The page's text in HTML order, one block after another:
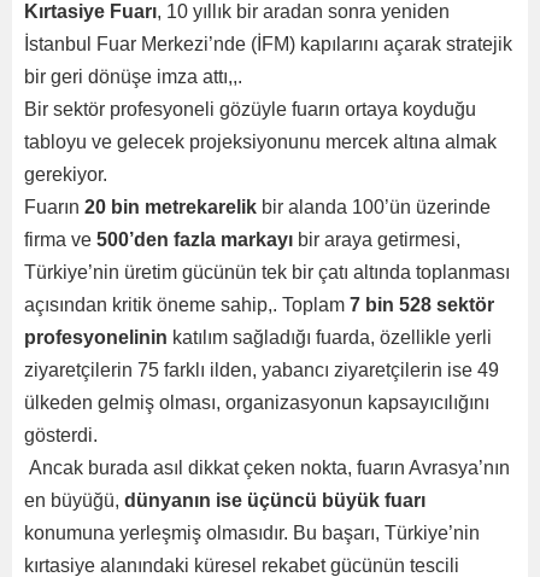
Kırtasiye Fuarı, 10 yıllık bir aradan sonra yeniden
İstanbul Fuar Merkezi’nde (İFM) kapılarını açarak stratejik
bir geri dönüşe imza attı,,.
Bir sektör profesyoneli gözüyle fuarın ortaya koyduğu
tabloyu ve gelecek projeksiyonunu mercek altına almak
gerekiyor.
Fuarın 20 bin metrekarelik bir alanda 100’ün üzerinde
firma ve 500’den fazla markayı bir araya getirmesi,
Türkiye’nin üretim gücünün tek bir çatı altında toplanması
açısından kritik öneme sahip,. Toplam 7 bin 528 sektör
profesyonelinin katılım sağladığı fuarda, özellikle yerli
ziyaretçilerin 75 farklı ilden, yabancı ziyaretçilerin ise 49
ülkeden gelmiş olması, organizasyonun kapsayıcılığını
gösterdi.
Ancak burada asıl dikkat çeken nokta, fuarın Avrasya’nın
en büyüğü, dünyanın ise üçüncü büyük fuarı
konumuna yerleşmiş olmasıdır. Bu başarı, Türkiye’nin
kırtasiye alanındaki küresel rekabet gücünün tescili